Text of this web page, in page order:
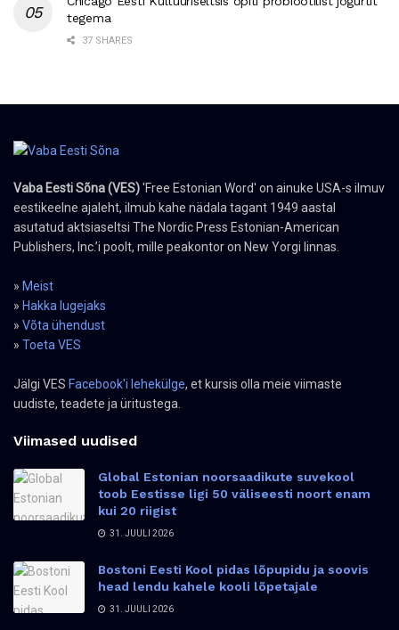
tegema
37 SHARES
Vaba Eesti Sõna (VES)'Free Estonian Word' on ainuke USA-s ilmuv
eestikeelne ajaleht, ilmub kahe nädala tagant 1949 aastal
asutatud aktsiaseltsi The Nordic Press Estonian-American
Publishers, Inc.’i poolt, mille peakontor on New Yorgi linnas.
» Meist
» Hakka lugejaks
» Võta ühendust
» Toeta VES
Jälgi VES Facebook'i lehekülge, et kursis olla meie viimaste
uudiste, teadete ja üritustega.
Viimased uudised
Global Estonian noorsaadikute suvekool
toob Eestisse ligi 50 väliseesti noort enam
kui 20 riigist
31. JUULI 2026
Bostoni Eesti Kool pidas lõpupidu ja soovis
head lendu kahele kooli lõpetajale
31. JUULI 2026